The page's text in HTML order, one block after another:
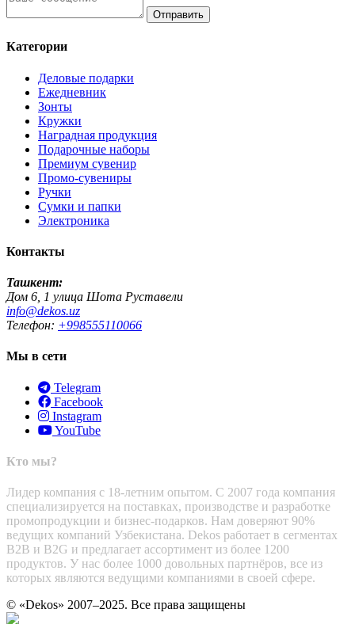
Отправить
Категории
Деловые подарки
Ежедневник
Зонты
Кружки
Наградная продукция
Подарочные наборы
Премиум сувенир
Промо-сувениры
Ручки
Сумки и папки
Электроника
Контакты
Ташкент:
Дом 6, 1 улица Шота Руставели
info@dekos.uz
Телефон: +998555110066
Мы в сети
Telegram
Facebook
Instagram
YouTube
Кто мы?
Лидер компания с 18-летним опытом. С 2007 года компания
специализируется на поставках, производстве и разработке
промопродукции и бизнес-подарков. Нам доверяют 90%
ведущих компаний Узбекистана. Dekos работает в сегментах
B2B и B2G и предлагает ассортимент из более 1200
продуктов. У нас более 1000 довольных партнёров, все из
которых являются ведущими компаниями в своей сфере.
© «Dekos» 2007–2025. Все права защищены